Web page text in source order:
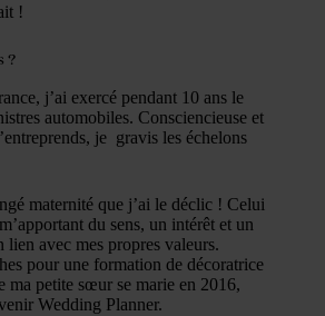
!
?
j’ai exercé pendant 10 ans le
automobiles. Consciencieuse et
je gravis les échelons
maternité que j’ai le déclic ! Celui
du sens, un intérêt et un
lien avec mes propres valeurs.
pour une formation de décoratrice
ma petite sœur se marie en 2016,
Wedding Planner.